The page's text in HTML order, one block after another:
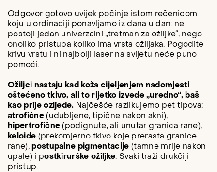
Odgovor gotovo uvijek počinje istom rečenicom
koju u ordinaciji ponavljamo iz dana u dan: ne
postoji jedan univerzalni „tretman za ožiljke“, nego
onoliko pristupa koliko ima vrsta ožiljaka. Pogodite
krivu vrstu i ni najbolji laser na svijetu neće puno
pomoći.
Ožiljci nastaju kad koža cijeljenjem nadomjesti
oštećeno tkivo, ali to rijetko izvede „uredno“, baš
kao prije ozljede. Najčešće razlikujemo pet tipova:
atrofične(udubljene, tipične nakon akni),
hipertrofične (podignute, ali unutar granica rane),
keloide (prekomjerno tkivo koje prerasta granice
rane),postupalne pigmentacije (tamne mrlje nakon
upale) i postkirurške ožiljke. Svaki traži drukčiji
pristup.